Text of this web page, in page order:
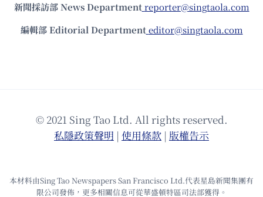
新聞採訪部 News Department reporter@singtaola.com
編輯部 Editorial Department editor@singtaola.com
© 2021 Sing Tao Ltd. All rights reserved.
私隱政策聲明 | 使⽤條款 | 版權告⽰
本材料由Sing Tao Newspapers San Francisco Ltd.代表星島新聞集團有
限公司發佈，更多相關信息可從華盛頓特區司法部獲得。